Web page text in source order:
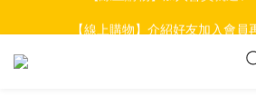
【線上購物】介紹好友加入會員
【線上購物】加入會員就送